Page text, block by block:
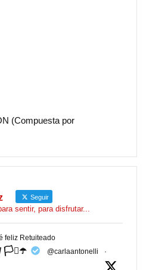
(Compuesta por
Seguir
sentir, para disfrutar...
feliz Retuiteado
/ 🏳️‍⚧️☂️ @carlaantonelli
·